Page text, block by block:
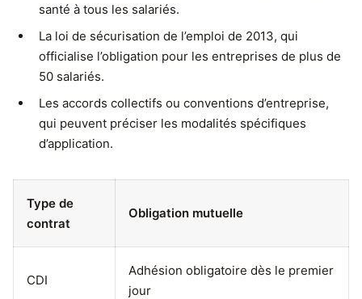
santé à tous les salariés.
La loi de sécurisation de l’emploi de 2013, qui
officialise l’obligation pour les entreprises de plus de
50 salariés.
Les accords collectifs ou conventions d’entreprise,
qui peuvent préciser les modalités spécifiques
d’application.
Type de
contrat
Obligation mutuelle
CDI
Adhésion obligatoire dès le premier
jour